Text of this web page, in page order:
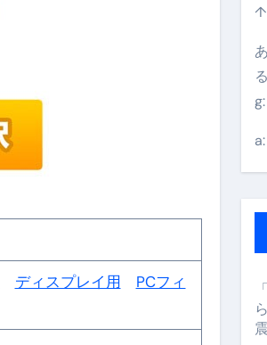
ぎ方を徹底解説
サラリーマン【2025年10月3日】
コレ！
ディスプレイ用
PCフィ
g:
a: